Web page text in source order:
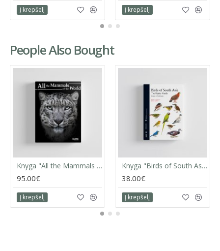
Į krepšelį Į krepšelį
People Also Bought
Knyga "All the Mammals of the World"
95.00€
Į krepšelį
Knyga "Birds of South Asia" Pamela C. Rasmussen, John C. Anderton
38.00€
Į krepšelį